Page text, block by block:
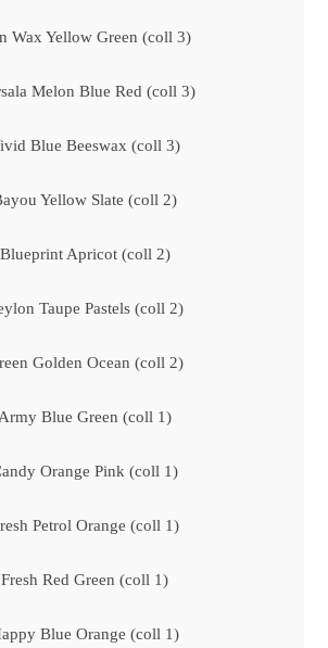
Wax Yellow Green (coll 3)
Melon Blue Red (coll 3)
Blue Beeswax (coll 3)
Yellow Slate (coll 2)
Blueprint Apricot (coll 2)
Taupe Pastels (coll 2)
Golden Ocean (coll 2)
Army Blue Green (coll 1)
Orange Pink (coll 1)
Petrol Orange (coll 1)
Fresh Red Green (coll 1)
Blue Orange (coll 1)